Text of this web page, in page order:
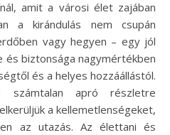
amit a városi élet zajában
a kirándulás nem csupán
vagy hegyen – egy jól
biztonsága nagymértékben
és a helyes hozzáállástól.
számtalan apró részletre
a kellemetlenségeket,
az utazás. Az élettani és